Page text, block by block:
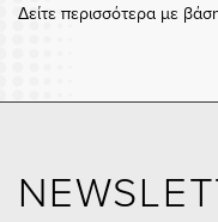
Δείτε περισσότερα με